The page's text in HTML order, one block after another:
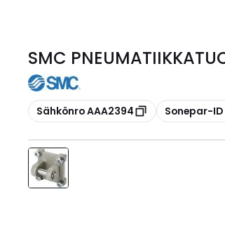
SMC
Kopioi
Sähkönro AAA2394 Kopioi
Sonepar-